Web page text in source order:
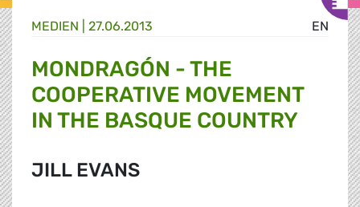
EN
MEDIEN 27.06.2013
MONDRAGÓN - THE
COOPERATIVE MOVEMENT
IN THE BASQUE COUNTRY
JILL EVANS